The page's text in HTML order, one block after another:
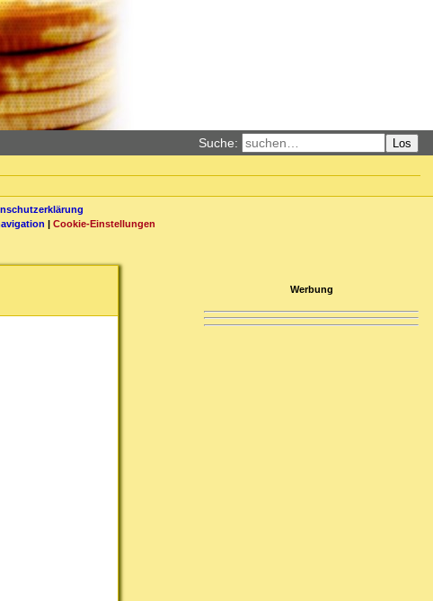
Suche: Los
| Cookie-Einstellungen
Werbung